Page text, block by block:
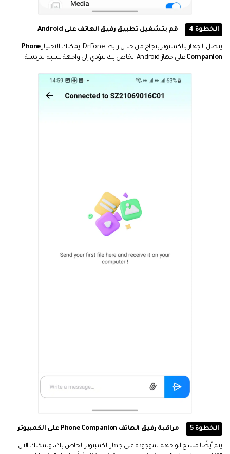
الخطوة 4 قم بتشغيل تطبيق رفيق الهاتف على Android
يتصل الجهاز بالكمبيوتر بنجاح من خلال رابط Dr.Fone. يمكنك الاختيار
Phone
Companion على جهاز Android الخاص بك لتؤدي إلى واجهة تشبه الدردشة.
الخطوة 5 مراقبة رفيق الهاتف Phone Companion على الكمبيوتر
يتم أيضًا مسح الواجهة الموجودة على جهاز الكمبيوتر الخاص بك، ويمكنك الآن